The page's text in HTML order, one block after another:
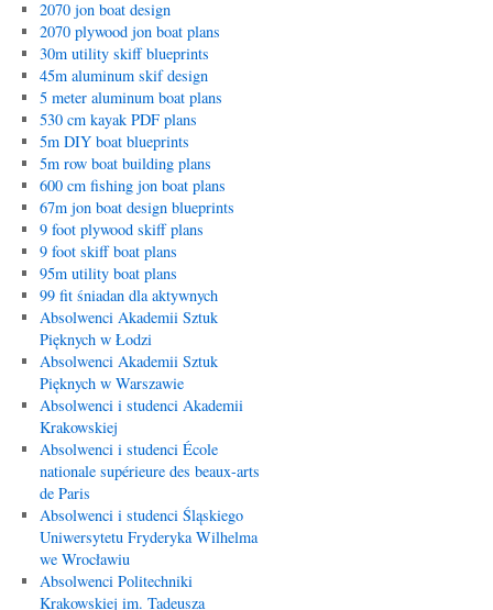
2070 jon boat design
2070 plywood jon boat plans
30m utility skiff blueprints
45m aluminum skif design
5 meter aluminum boat plans
530 cm kayak PDF plans
5m DIY boat blueprints
5m row boat building plans
600 cm fishing jon boat plans
67m jon boat design blueprints
9 foot plywood skiff plans
9 foot skiff boat plans
95m utility boat plans
99 fit śniadan dla aktywnych
Absolwenci Akademii Sztuk
Pięknych w Łodzi
Absolwenci Akademii Sztuk
Pięknych w Warszawie
Absolwenci i studenci Akademii
Krakowskiej
Absolwenci i studenci École
nationale supérieure des beaux-arts
de Paris
Absolwenci i studenci Śląskiego
Uniwersytetu Fryderyka Wilhelma
we Wrocławiu
Absolwenci Politechniki
Krakowskiej im. Tadeusza